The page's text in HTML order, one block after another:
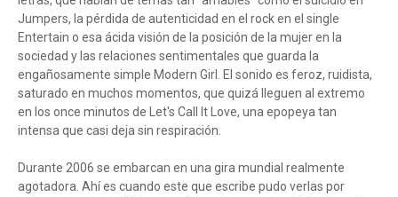
Jumpers, la pérdida de autenticidad en el rock en el single
Entertain o esa ácida visión de la posición de la mujer en la
sociedad y las relaciones sentimentales que guarda la
engañosamente simple Modern Girl. El sonido es feroz, ruidista,
saturado en muchos momentos, que quizá lleguen al extremo
en los once minutos de Let's Call It Love, una epopeya tan
intensa que casi deja sin respiración.
Durante 2006 se embarcan en una gira mundial realmente
agotadora. Ahí es cuando este que escribe pudo verlas por